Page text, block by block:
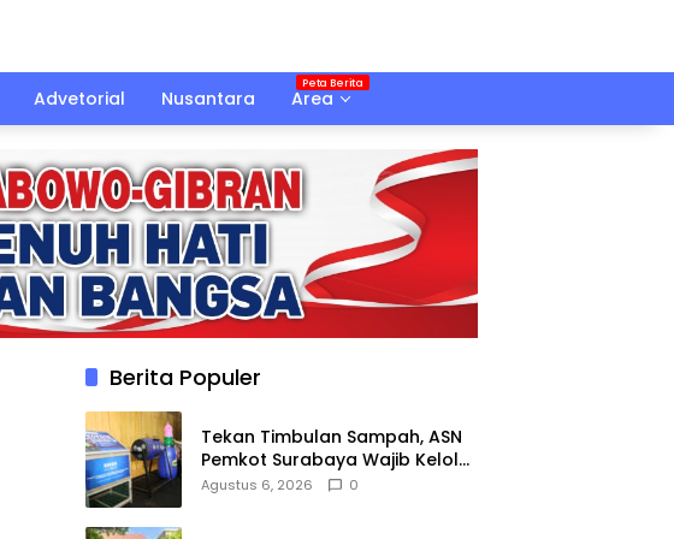
Advetorial Nusantara Area
Berita Populer
Tekan Timbulan Sampah, ASN
Pemkot Surabaya Wajib Kelola
Sampah Organik dari Rumah
Agustus 6, 2026 0